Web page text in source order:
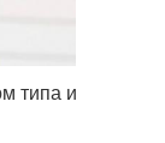
типа и